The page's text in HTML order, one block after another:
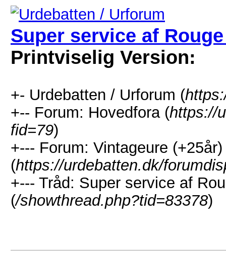
Super service af
Printviselig Version:
+- Urdebatten / Urforum (
+-- Forum: Hovedfora (https://
fid=79)
+--- Forum: Vintageure (+25år)
(https://urdebatten.dk/
+--- Tråd: Super service af
(/showthread.php?tid=83378)